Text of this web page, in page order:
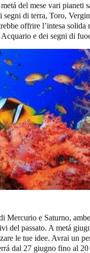
del mese vari pianeti
di terra, Toro,
offrire l’intesa
e dei segni di
Mercurio e Saturno,
del passato. A metá
le tue idee. Avrai un
dal 27 giugno fino al